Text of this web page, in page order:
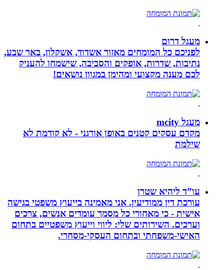
מעגל דרום
לפניכם כל המומחים מאזור אשדוד, אשקלון, באר שבע,
נתיבות, שדרות, אופקים והסביבה, שישמחו להעניק
לכם מענה מקצועי ומהימן במגוון נושאים!
מעגל mcity
מקדם עסקים קטנים באופן אורגני - לא קודמת לא
שילמת
עו”ד ליהיא שטרן
עורכת דין ממודיעין. אני מאמינה בייעוץ משפטי בגישה
אישית - כי מאחורי כל מסמך עומדים אנשים, צרכים
וערכים. השירותים שלי: ליווי וייעוץ משפטיים בתחום
האישי-משפחתי ובתחום העסקי-מסחרי.